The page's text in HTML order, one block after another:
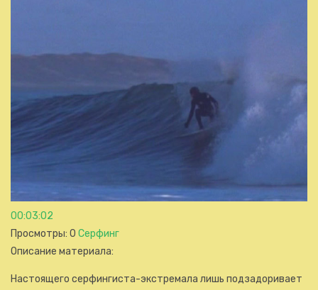
00:03:02
Просмотры: 0 Серфинг
Описание материала:
Настоящего серфингиста-экстремала лишь подзадоривает